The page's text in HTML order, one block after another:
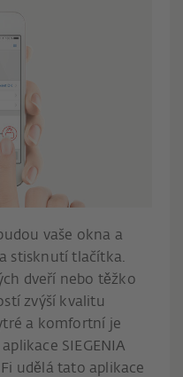
vaše okna a
stisknutí tlačítka.
dveří nebo těžko
zvýší kvalitu
a komfortní je
SIEGENIA
udělá tato aplikace